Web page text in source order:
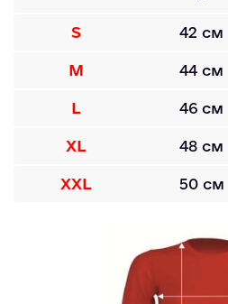
S 42 см
M 44 см
L 46 см
XL 48 см
XXL 50 см